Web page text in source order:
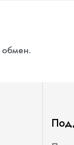
обмен.